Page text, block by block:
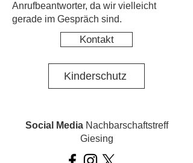
Anrufbeantworter, da wir vielleicht
gerade im Gespräch sind.
Kontakt
Kinderschutz
Social MediaNachbarschaftstreff
Giesing